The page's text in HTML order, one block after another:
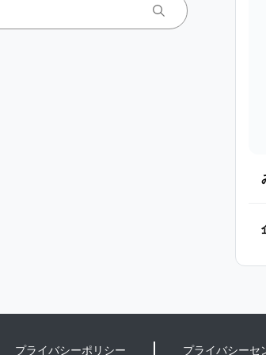
プライバシーポリシー プライバシーセ